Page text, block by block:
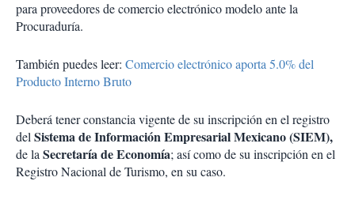
para proveedores de comercio electrónico modelo ante la
Procuraduría.
También puedes leer: Comercio electrónico aporta 5.0% del
Producto Interno Bruto
Deberá tener constancia vigente de su inscripción en el registro
delSistema de Información Empresarial Mexicano (SIEM),
de laSecretaría de Economía; así como de su inscripción en el
Registro Nacional de Turismo, en su caso.